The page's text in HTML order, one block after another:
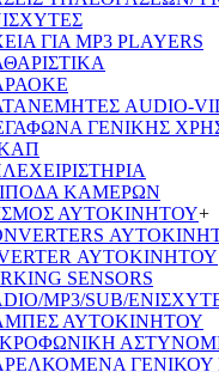
ΓΙΑ MP3 PLAYERS
AUDIO-
ΓΕΝΙΚΗΣ
ΚΑΜΕΡΩΝ
ΑΥΤΟΚΙΝΗΤΟΥ+
ΑΥΤΟΚΙΝΗΤΟΥ
SENSORS
MP3/SUB/
ΑΥΤΟΚΙΝΗΤΟΥ
ΓΕΝΙΚΟΥ